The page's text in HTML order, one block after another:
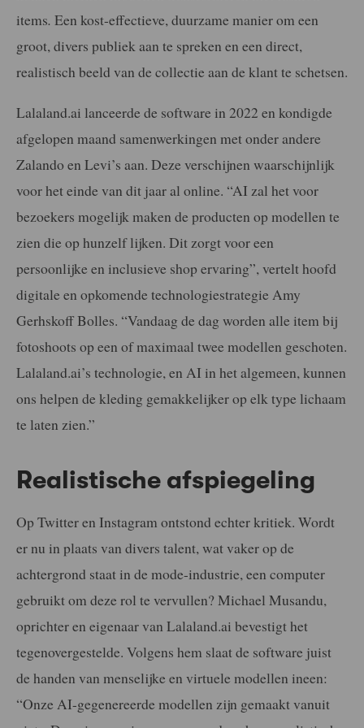
items. Een kost-effectieve, duurzame manier om een
groot, divers publiek aan te spreken en een direct,
realistisch beeld van de collectie aan de klant te schetsen.
Lalaland.ai lanceerde de software in 2022 en kondigde
afgelopen maand samenwerkingen met onder andere
Zalando en Levi’s aan. Deze verschijnen waarschijnlijk
voor het einde van dit jaar al online. “AI zal het voor
bezoekers mogelijk maken de producten op modellen te
zien die op hunzelf lijken. Dit zorgt voor een
persoonlijke en inclusieve shop ervaring”, vertelt hoofd
digitale en opkomende technologiestrategie Amy
Gerhskoff Bolles. “Vandaag de dag worden alle item bij
fotoshoots op een of maximaal twee modellen geschoten.
Lalaland.ai’s technologie, en AI in het algemeen, kunnen
ons helpen de kleding gemakkelijker op elk type lichaam
te laten zien.”
Realistische afspiegeling
Op Twitter en Instagram ontstond echter kritiek. Wordt
er nu in plaats van divers talent, wat vaker op de
achtergrond staat in de mode-industrie, een computer
gebruikt om deze rol te vervullen? Michael Musandu,
oprichter en eigenaar van Lalaland.ai bevestigt het
tegenovergestelde. Volgens hem slaat de software juist
de handen van menselijke en virtuele modellen ineen:
“Onze AI-gegenereerde modellen zijn gemaakt vanuit